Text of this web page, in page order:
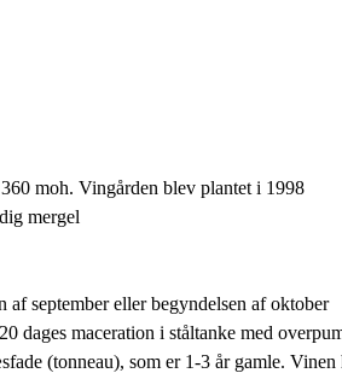
moh. Vingården blev plantet i 1998
mergel
af september eller begyndelsen af oktober
dages maceration i ståltanke med
(tonneau), som er 1-3 år gamle.